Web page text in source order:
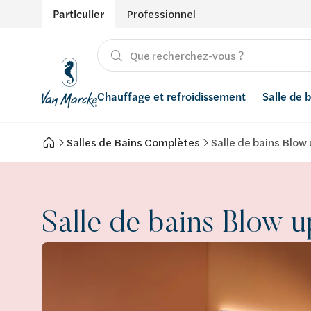
Particulier Professionnel
Chauffage et refroidissement
Chauffage
Salle de
Produits
Conseils
Énergies renouvelables
Récupération de l'eau de pluie
Adoucisseurs d’eau
Salles de Bains Complètes Salle de bains Blow
Salle de bains Blow